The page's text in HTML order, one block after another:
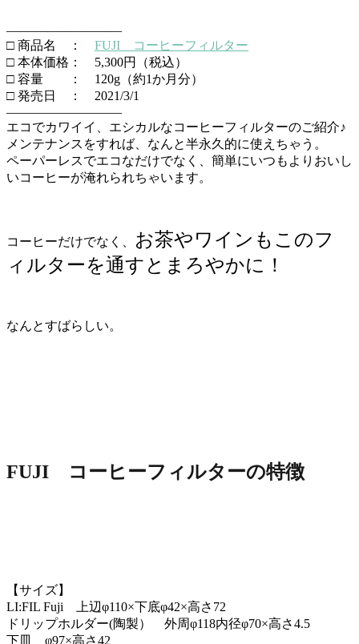
—————————
□ 商品名 ： FUJI コーヒーフィルター
□ 本体価格： 5,300円（税込）
□ 容量 ： 120g（約1か月分）
□ 発売日 ： 2021/3/1
—————————
エコでカワイイ、エシカルなコーヒーフィルターのご紹介♪
メンテナンスをすれば、なんと半永久的に使えちゃう。
ペーパーレスでエコなだけでなく、 簡単にいつもよりおいし
いコーヒーが淹れられちゃいます。
コーヒーだけでなく、
お茶やワインもこのフ
ィルターを通すとまろやかに！
なんとすばらしい。
FUJI コーヒーフィルターの特徴
【サイズ】
LI:FIL Fuji 上辺φ110×下底φ42×高さ72
ドリップホルダー(陶製） 外周φ118内径φ70×高さ4.5
下皿 φ97×高さ42